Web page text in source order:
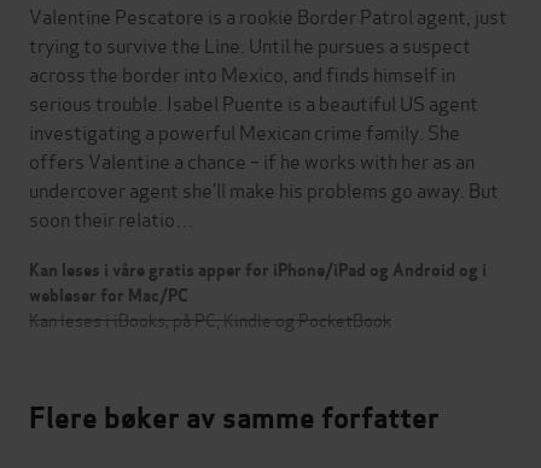
Valentine Pescatore is a rookie Border Patrol agent, just
trying to survive the Line. Until he pursues a suspect
across the border into Mexico, and finds himself in
serious trouble. Isabel Puente is a beautiful US agent
investigating a powerful Mexican crime family. She
offers Valentine a chance – if he works with her as an
undercover agent she’ll make his problems go away. But
soon their relatio…
Kan leses i våre gratis apper for iPhone/iPad og Android og i
webleser for Mac/PC
Kan leses i iBooks, på PC, Kindle og PocketBook
Flere bøker av samme forfatter